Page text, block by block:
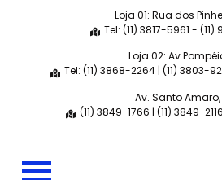
Loja 01: Rua dos
Tel: (11) 3817-5961 -
Loja 02:
Tel: (11) 3868-2264 | (11) 3803-
Av. Santo Amaro,
(11) 3849-1766 | (11) 3849-